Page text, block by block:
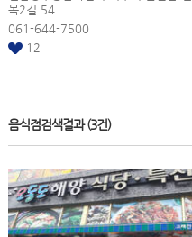
목2길 54
061-644-7500
12
음식점검색결과(3건)